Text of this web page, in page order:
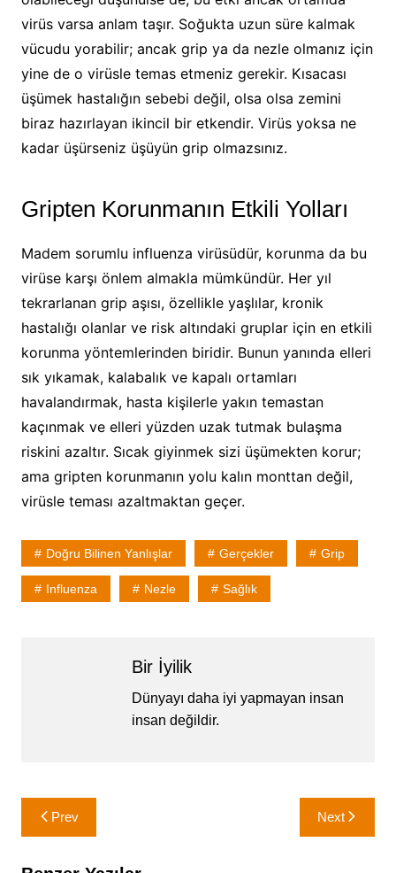
virüs varsa anlam taşır. Soğukta uzun süre kalmak
vücudu yorabilir; ancak grip ya da nezle olmanız için
yine de o virüsle temas etmeniz gerekir. Kısacası
üşümek hastalığın sebebi değil, olsa olsa zemini
biraz hazırlayan ikincil bir etkendir. Virüs yoksa ne
kadar üşürseniz üşüyün grip olmazsınız.
Gripten Korunmanın Etkili Yolları
Madem sorumlu influenza virüsüdür, korunma da bu
virüse karşı önlem almakla mümkündür. Her yıl
tekrarlanan grip aşısı, özellikle yaşlılar, kronik
hastalığı olanlar ve risk altındaki gruplar için en etkili
korunma yöntemlerinden biridir. Bunun yanında elleri
sık yıkamak, kalabalık ve kapalı ortamları
havalandırmak, hasta kişilerle yakın temastan
kaçınmak ve elleri yüzden uzak tutmak bulaşma
riskini azaltır. Sıcak giyinmek sizi üşümekten korur;
ama gripten korunmanın yolu kalın monttan değil,
virüsle teması azaltmaktan geçer.
Doğru Bilinen Yanlışlar Gerçekler Grip
Influenza Nezle Sağlık
Bir İyilik
Dünyayı daha iyi yapmayan insan
insan değildir.
Yazı
gezinmesi
Prev Next